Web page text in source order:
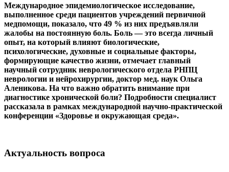
Международное эпидемиологическое исследование,
выполненное среди пациентов учреждений первичной
медпомощи, показало, что 49 % из них предъявляли
жалобы на постоянную боль. Боль — это всегда личный
опыт, на который влияют биологические,
психологические, духовные и социальные факторы,
формирующие качество жизни, отмечает главный
научный сотрудник неврологического отдела РНПЦ
неврологии и нейрохирургии, доктор мед. наук Ольга
Аленикова. На что важно обратить внимание при
диагностике хронической боли? Подробности специалист
рассказала в рамках международной научно-практической
конференции «Здоровье и окружающая среда».
Актуальность вопроса